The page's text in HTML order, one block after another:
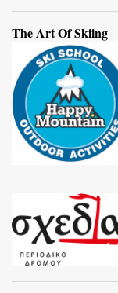
The Art Of Skiing